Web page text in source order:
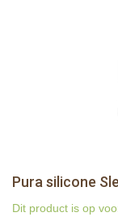
Pura silicone
Dit product is op